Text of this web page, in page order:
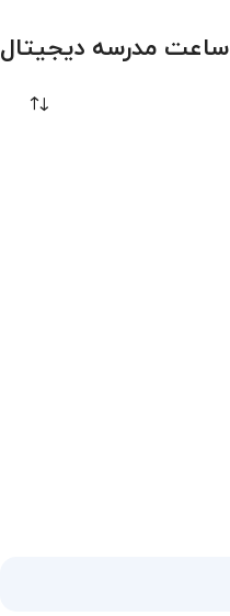
ساعت مدرسه دیجیتال